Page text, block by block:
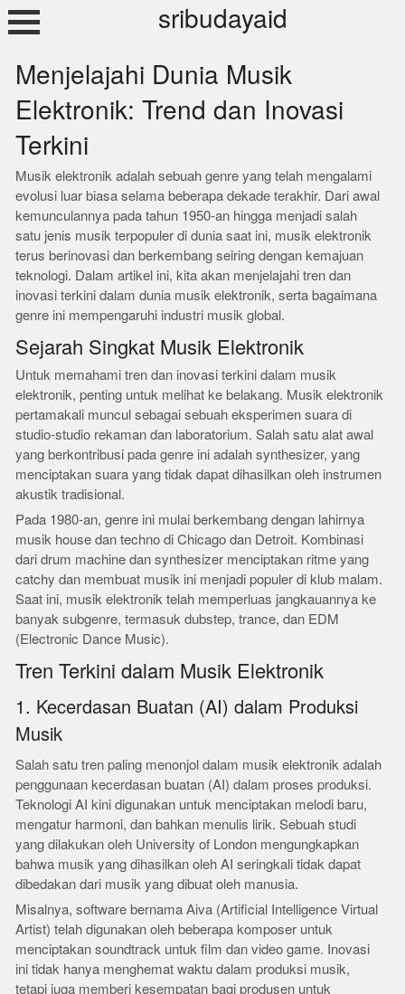
Skip
to
sribudayaid
Menjelajahi Dunia Musik
Elektronik: Trend dan Inovasi
Terkini
Musik elektronik adalah sebuah genre yang telah mengalami
evolusi luar biasa selama beberapa dekade terakhir. Dari awal
kemunculannya pada tahun 1950-an hingga menjadi salah
satu jenis musik terpopuler di dunia saat ini, musik elektronik
terus berinovasi dan berkembang seiring dengan kemajuan
teknologi. Dalam artikel ini, kita akan menjelajahi tren dan
inovasi terkini dalam dunia musik elektronik, serta bagaimana
genre ini mempengaruhi industri musik global.
Sejarah Singkat Musik Elektronik
Untuk memahami tren dan inovasi terkini dalam musik
elektronik, penting untuk melihat ke belakang. Musik elektronik
pertamakali muncul sebagai sebuah eksperimen suara di
studio-studio rekaman dan laboratorium. Salah satu alat awal
yang berkontribusi pada genre ini adalah synthesizer, yang
menciptakan suara yang tidak dapat dihasilkan oleh instrumen
akustik tradisional.
Pada 1980-an, genre ini mulai berkembang dengan lahirnya
musik house dan techno di Chicago dan Detroit. Kombinasi
dari drum machine dan synthesizer menciptakan ritme yang
catchy dan membuat musik ini menjadi populer di klub malam.
Saat ini, musik elektronik telah memperluas jangkauannya ke
banyak subgenre, termasuk dubstep, trance, dan EDM
(Electronic Dance Music).
Tren Terkini dalam Musik Elektronik
1. Kecerdasan Buatan (AI) dalam Produksi
Musik
Salah satu tren paling menonjol dalam musik elektronik adalah
penggunaan kecerdasan buatan (AI) dalam proses produksi.
Teknologi AI kini digunakan untuk menciptakan melodi baru,
mengatur harmoni, dan bahkan menulis lirik. Sebuah studi
yang dilakukan oleh University of London mengungkapkan
bahwa musik yang dihasilkan oleh AI seringkali tidak dapat
dibedakan dari musik yang dibuat oleh manusia.
Misalnya, software bernama Aiva (Artificial Intelligence Virtual
Artist) telah digunakan oleh beberapa komposer untuk
menciptakan soundtrack untuk film dan video game. Inovasi
ini tidak hanya menghemat waktu dalam produksi musik,
tetapi juga memberi kesempatan bagi produsen untuk